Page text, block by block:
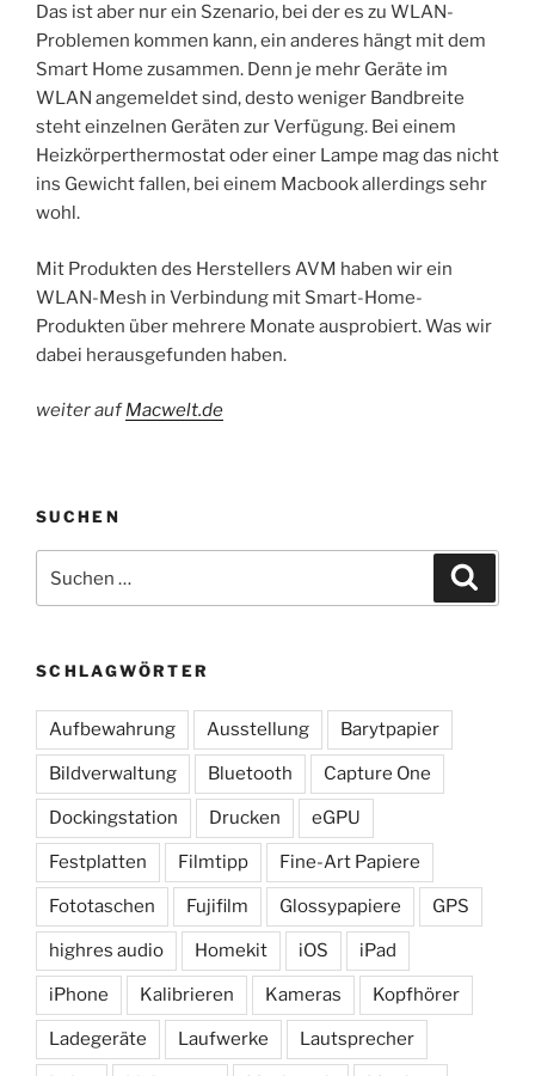
Das ist aber nur ein Szenario, bei der es zu WLAN-
Problemen kommen kann, ein anderes hängt mit dem
Smart Home zusammen. Denn je mehr Geräte im
WLAN angemeldet sind, desto weniger Bandbreite
steht einzelnen Geräten zur Verfügung. Bei einem
Heizkörperthermostat oder einer Lampe mag das nicht
ins Gewicht fallen, bei einem Macbook allerdings sehr
wohl.
Mit Produkten des Herstellers AVM haben wir ein
WLAN-Mesh in Verbindung mit Smart-Home-
Produkten über mehrere Monate ausprobiert. Was wir
dabei herausgefunden haben.
weiter aufMacwelt.de
SUCHEN
nach:
SCHLAGWÖRTER
Aufbewahrung Ausstellung Barytpapier
Bildverwaltung Bluetooth Capture One
Dockingstation Drucken eGPU
Festplatten Filmtipp Fine-Art Papiere
Fototaschen Fujifilm Glossypapiere GPS
highres audio Homekit iOS iPad
iPhone Kalibrieren Kameras Kopfhörer
Ladegeräte Laufwerke Lautsprecher